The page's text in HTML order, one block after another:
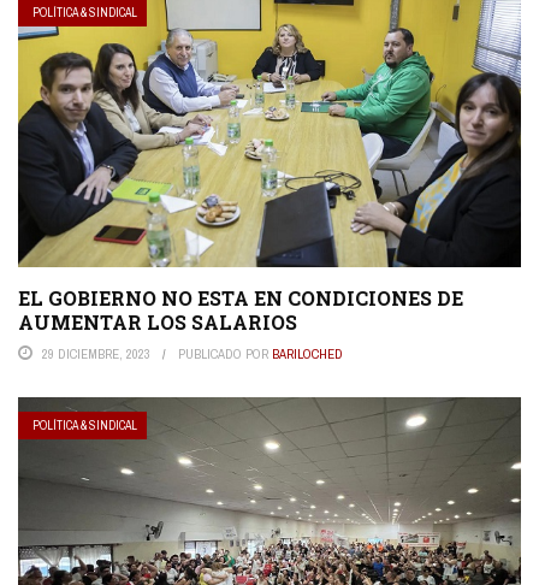
POLÍTICA & SINDICAL
EL GOBIERNO NO ESTA EN CONDICIONES DE
AUMENTAR LOS SALARIOS
29 DICIEMBRE, 2023 PUBLICADO POR BARILOCHED
POLÍTICA & SINDICAL